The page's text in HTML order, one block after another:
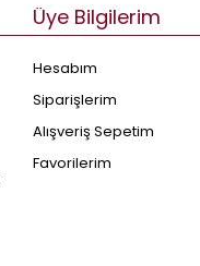
Üye Bilgilerim
Hesabım
Siparişlerim
Alışveriş Sepetim
Favorilerim